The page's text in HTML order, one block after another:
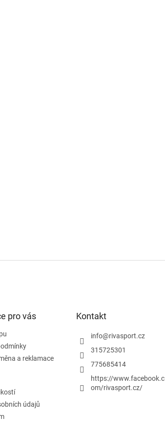
pro vás
a reklamace
údajů
Kontakt
info@rivasport.cz
315725301
775685414
https://www.facebook.c
om/rivasport.cz/